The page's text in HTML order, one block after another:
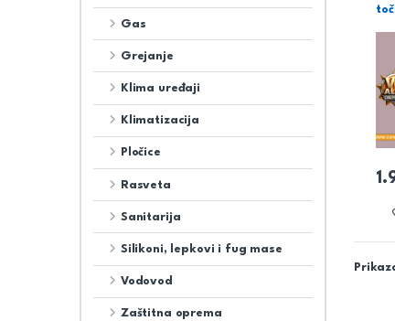
Gas
Grejanje
Klima uređaji
Klimatizacija
Pločice
Rasveta
Sanitarija
Silikoni, lepkovi i fug mase
Vodovod
Zaštitna oprema